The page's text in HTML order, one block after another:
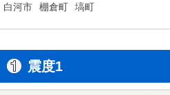
白河市 棚倉町 塙町
震度1